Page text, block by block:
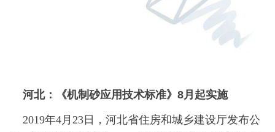
河北：《机制砂应用技术标准》8月起实施
2019年4月23日，河北省住房和城乡建设厅发布公